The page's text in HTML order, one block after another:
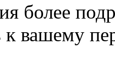
более
к вашему